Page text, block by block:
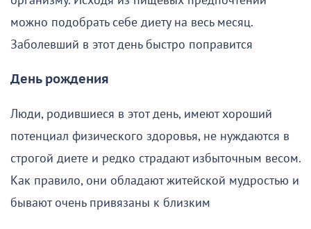
можно подобрать себе диету на весь месяц.
Заболевший в этот день быстро поправится
День рождения
Люди, родившиеся в этот день, имеют хороший
потенциал физического здоровья, не нуждаются в
строгой диете и редко страдают избыточным весом.
Как правило, они обладают житейской мудростью и
бывают очень привязаны к близким